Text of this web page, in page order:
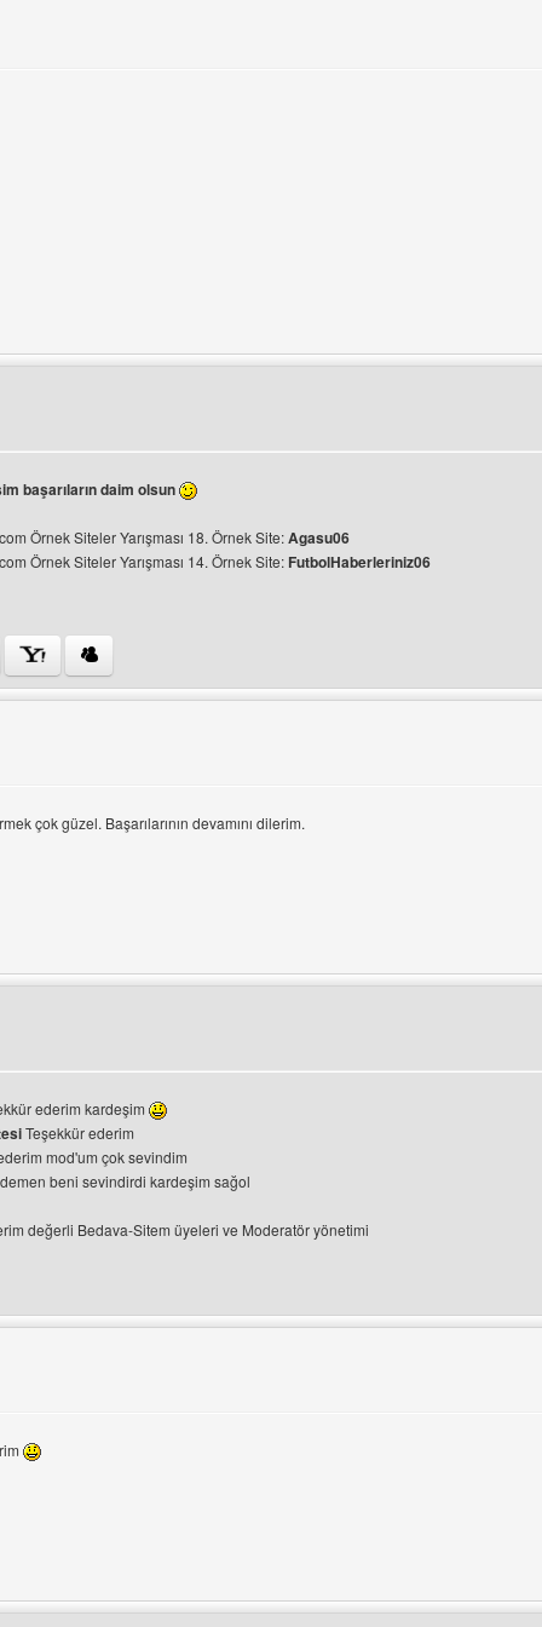
görüntüle
ziyaret et: miley-cyrus-fan-sitesi
başarıların daim olsun
Örnek Siteler Yarışması 18. Örnek Site:Agasu06
Örnek Siteler Yarışması 14. Örnek Site: FutbolHaberleriniz06
ziyaret et: agasu06
çok güzel. Başarılarının devamını dilerim.
ziyaret et: cloudgallery
ederim kardeşim
Teşekkür ederim
mod'um çok sevindim
beni sevindirdi kardeşim sağol
değerli Bedava-Sitem üyeleri ve Moderatör yönetimi
ziyaret et: blue-turk
ziyaret et: brisin